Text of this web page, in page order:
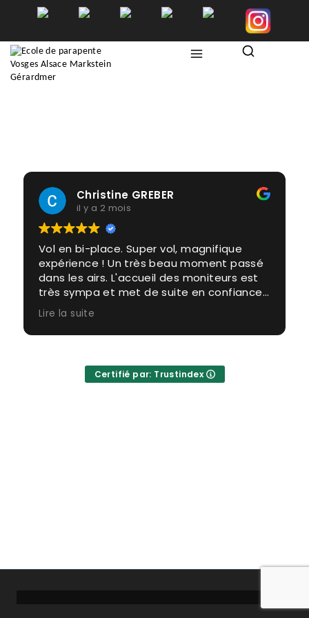
Page
Christine GREBER
il y a 2 mois
Vol en bi-place. Super vol, magnifique
expérience ! Un très beau moment passé
dans les airs. L'accueil des moniteurs est
très sympa et met de suite en confiance.
Merci à eux et à Cumulus de nous
permettre de vivre cela ! Un grand merci à
Vincent pour ce superbe moment de vol,
professionnalisme !
Lire la suite
Certifié par: Trustindex